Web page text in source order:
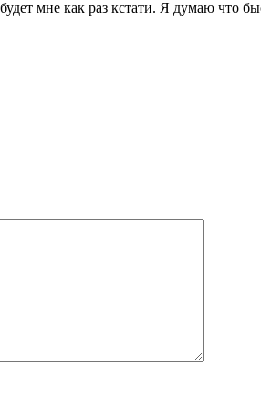
мне как раз кстати. Я думаю что